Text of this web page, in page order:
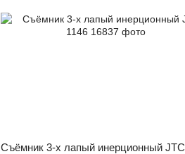
Съёмник 3-х лапый инерционный